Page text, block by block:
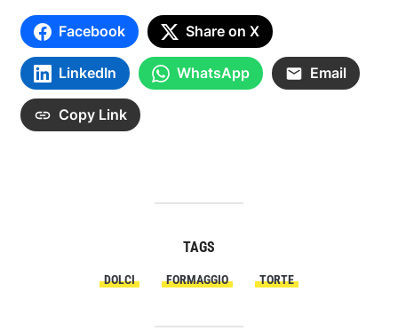
Facebook Share on X
LinkedIn WhatsApp Email
Copy Link
TAGS
DOLCI FORMAGGIO TORTE